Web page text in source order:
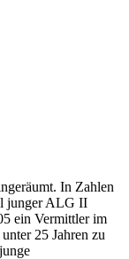
In Zahlen
junger ALG II
ein Vermittler im
25 Jahren zu